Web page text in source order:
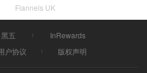
Flannels UK
黑五
InRewards
户协议 版权声明